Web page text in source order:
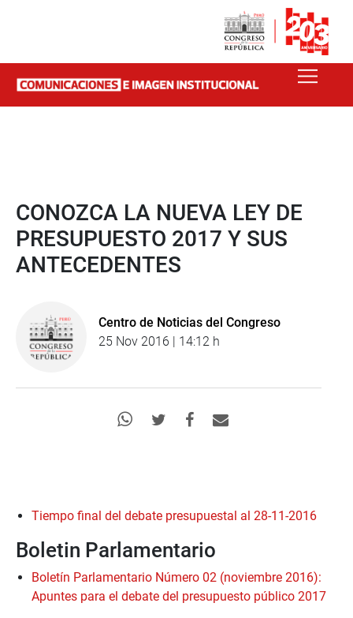
CONOZCA LA NUEVA LEY DE
PRESUPUESTO 2017 Y SUS
ANTECEDENTES
Centro de Noticias del Congreso
25 Nov 2016 | 14:12 h
Tiempo final del debate presupuestal al 28-11-2016
Boletin Parlamentario
Boletín Parlamentario Número 02 (noviembre 2016):
Apuntes para el debate del presupuesto público 2017